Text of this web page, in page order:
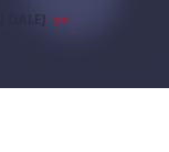
DALEJ